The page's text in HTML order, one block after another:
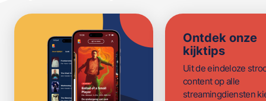
Ontdek onze
kijktips
Uit de eindeloze
content op alle
streamingdiensten